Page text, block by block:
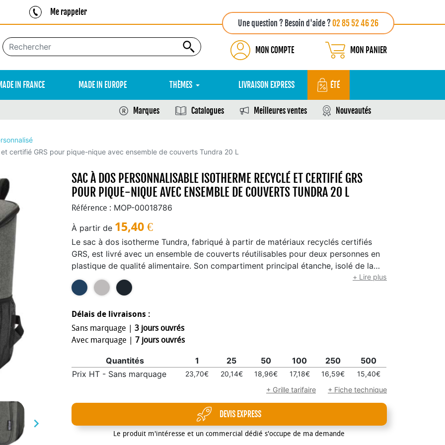
Me rappeler
Une question ? Besoin d'aide ?02 85 52 46 26
MON COMPTE MON PANIER
IN FRANCE MADE IN EUROPE THÈMES LIVRAISON EXPRESS ÉTÉ
Marques Catalogues Meilleures ventes Nouveautés
certifié GRS pour pique-nique avec ensemble de couverts Tundra 20 L

SAC À DOS PERSONNALISABLE ISOTHERME RECYCLÉ ET CERTIFIÉ GRS
POUR PIQUE-NIQUE AVEC ENSEMBLE DE COUVERTS TUNDRA 20 L
Référence : MOP-00018786
À partir de 15,40 €
Le sac à dos isotherme Tundra, fabriqué à partir de matériaux recyclés certifiés
GRS, est livré avec un ensemble de couverts réutilisables pour deux personnes en
plastique de qualité alimentaire. Son compartiment principal étanche, isolé de la
mousse haute densité et doté d’une doublure PEVA thermosoudée, garde les
aliments et les boissons au frais pendant des heures. Pour plus de commodité, il
vaisselle (deux couteaux, deux fourchettes, deux tasses et deux assiettes) et une
poche zippée supplémentaire sur le dessus. Les bretelles réglables rembourrées et
la sangle-poignée robuste assurent un port confortable. Le compagnon idéal pour
Capacité : 20 litres.
+ Lire plus
Délais de livraisons :
Sans marquage | 3 jours ouvrés
Avec marquage | 7 jours ouvrés
Quantités 1 25 50 100 250
500
Prix HT - Sans marquage
23,70€ 20,14€ 18,96€ 17,18€ 16,59€
15,40€
+ Grille tarifaire
+ Fiche technique
DEVIS EXPRESS
Le produit m'intéresse et un commercial dédié s'occupe de ma demande